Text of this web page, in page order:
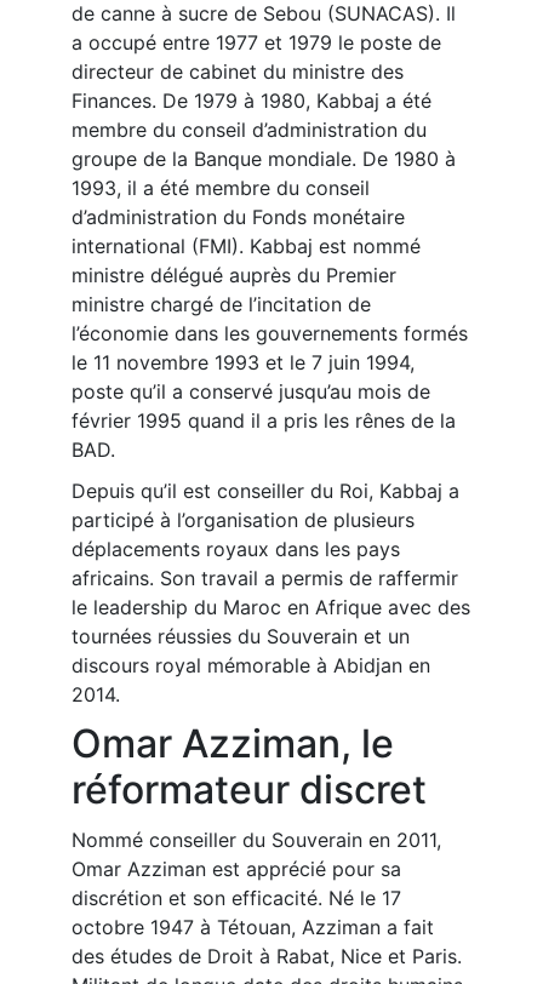
de canne à sucre de Sebou (SUNACAS). Il
a occupé entre 1977 et 1979 le poste de
directeur de cabinet du ministre des
Finances. De 1979 à 1980, Kabbaj a été
membre du conseil d’administration du
groupe de la Banque mondiale. De 1980 à
1993, il a été membre du conseil
d’administration du Fonds monétaire
international (FMI). Kabbaj est nommé
ministre délégué auprès du Premier
ministre chargé de l’incitation de
l’économie dans les gouvernements formés
le 11 novembre 1993 et le 7 juin 1994,
poste qu’il a conservé jusqu’au mois de
février 1995 quand il a pris les rênes de la
BAD.
Depuis qu’il est conseiller du Roi, Kabbaj a
participé à l’organisation de plusieurs
déplacements royaux dans les pays
africains. Son travail a permis de raffermir
le leadership du Maroc en Afrique avec des
tournées réussies du Souverain et un
discours royal mémorable à Abidjan en
2014.
Omar Azziman, le
réformateur discret
Nommé conseiller du Souverain en 2011,
Omar Azziman est apprécié pour sa
discrétion et son efficacité. Né le 17
octobre 1947 à Tétouan, Azziman a fait
des études de Droit à Rabat, Nice et Paris.